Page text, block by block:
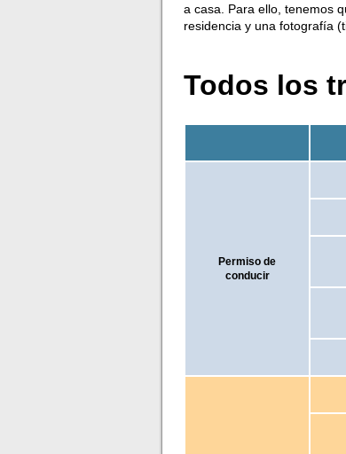
a casa. Para ello, tenemos
residencia y una fotografía
Todos los
Permiso de
conducir